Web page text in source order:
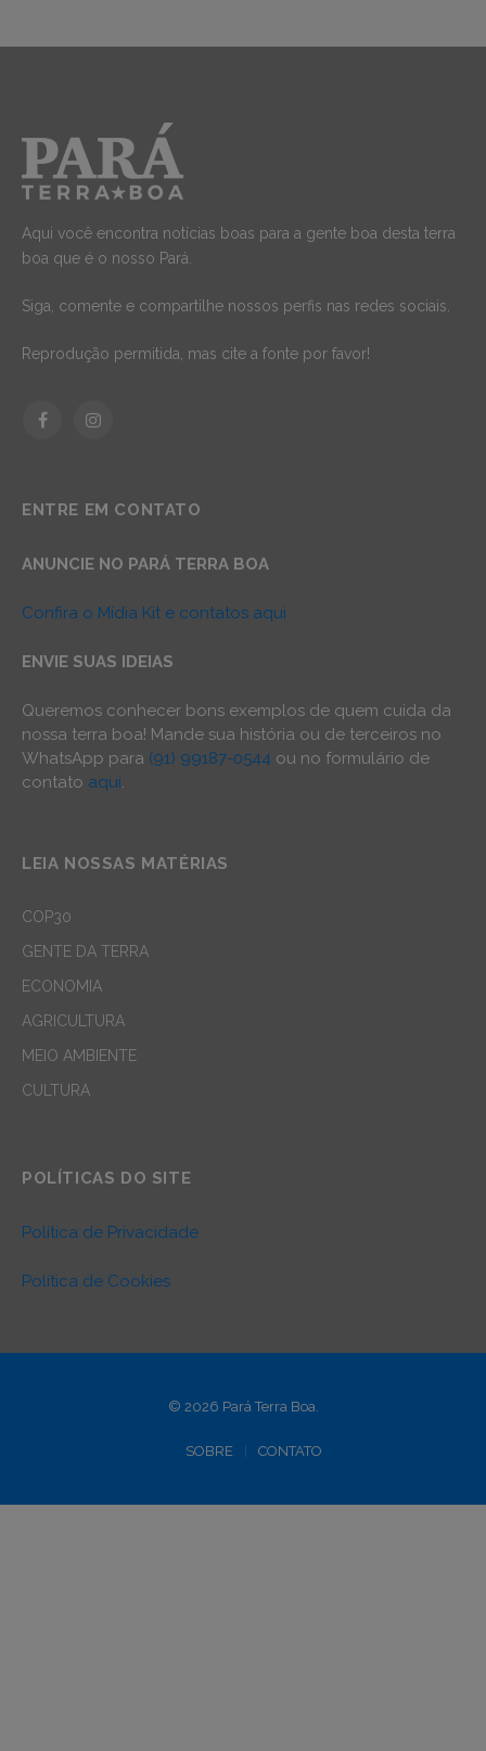
Aqui você encontra notícias boas para a gente boa desta terra
boa que é o nosso Pará.
Siga, comente e compartilhe nossos perfis nas redes sociais.
Reprodução permitida, mas cite a fonte por favor!
FacebookInstagram
ENTRE EM CONTATO
ANUNCIE NO PARÁ TERRA BOA
Confira o Mídia Kit e contatos aqui
ENVIE SUAS IDEIAS
Queremos conhecer bons exemplos de quem cuida da
nossa terra boa! Mande sua história ou de terceiros no
WhatsApp para (91) 99187-0544 ou no formulário de
contato aqui.
LEIA NOSSAS MATÉRIAS
COP30
GENTE DA TERRA
ECONOMIA
AGRICULTURA
MEIO AMBIENTE
CULTURA
POLÍTICAS DO SITE
Política de Privacidade
Política de Cookies
© 2026 Pará Terra Boa.
SOBRE CONTATO